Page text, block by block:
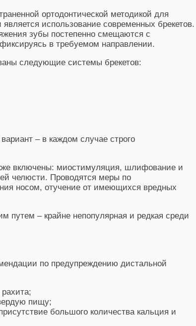
ортодонтической методикой для
использование современных брекетов.
зубы постепенно смещаются с
в требуемом направлении.
следующие системы брекетов:
– в каждом случае строго
включены: миостимуляция, шлифование и
челюсти. Проводятся меры по
носом, отучение от имеющихся вредных
путем – крайне непопулярная и редкая среди
по предупреждению дистальной
пищу;
большого количества кальция и